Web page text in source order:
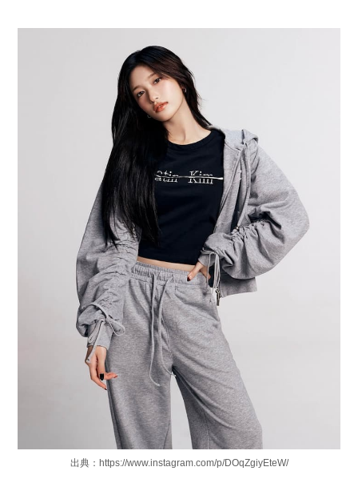
出典：https://www.instagram.com/p/DOqZgiyEteW/